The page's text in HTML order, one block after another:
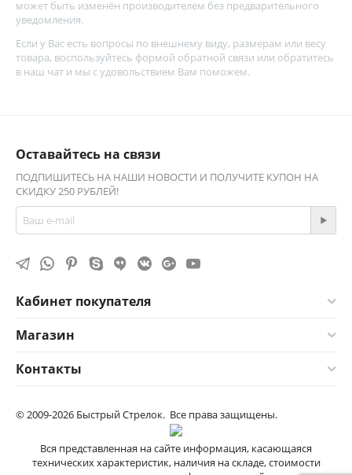
может быть изменён производителем без предварительного
уведомления.
Если у Вас есть вопросы по внешнему виду, размерам или весу
товара, воспользуйтесь формой обратной связи или обратитесь
в наш чат и мы с удовольствием Вам поможем.
Оставайтесь на связи
ПОДПИШИТЕСЬ НА НАШИ НОВОСТИ И ПОЛУЧИТЕ КУПОН НА
СКИДКУ 250 РУБЛЕЙ!
Кабинет покупателя
Магазин
Контакты
© 2009-2026 Быстрый Стрелок. Все права защищены.
Вся представленная на сайте информация, касающаяся
технических характеристик, наличия на складе, стоимости